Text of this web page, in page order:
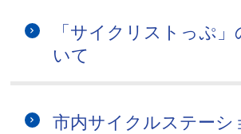
「サイクリストっぷ
いて
市内サイクルステーシ